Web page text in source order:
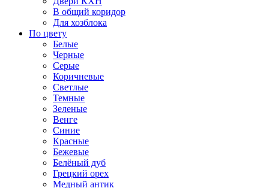
В общий коридор
Для хозблока
По цвету
Белые
Черные
Серые
Коричневые
Светлые
Темные
Зеленые
Венге
Синие
Красные
Бежевые
Белёный дуб
Грецкий орех
Медный антик